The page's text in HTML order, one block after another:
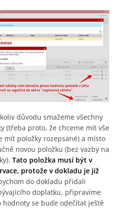
důvodu smažeme všechny
(třeba proto, že chceme mít vše
mít položky rozepsané) a místo
novou položku (bez vazby na
Tato položka musí být v
protože v dokladu je již
do dokladu přidali
doplatku, připravíme
se bude odečítat ještě